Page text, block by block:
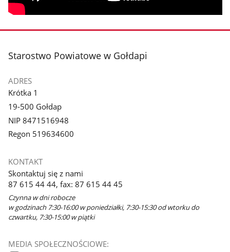
stopka
Starostwo Powiatowe w Gołdapi
ADRES
Krótka 1
19-500 Gołdap
NIP 8471516948
Regon 519634600
KONTAKT
Skontaktuj się z nami
87 615 44 44, fax: 87 615 44 45
Czynna w dni robocze
w godzinach 7:30-16:00 w poniedziałki, 7:30-15:30 od wtorku do
czwartku, 7:30-15:00 w piątki
MEDIA SPOŁECZNOŚCIOWE: